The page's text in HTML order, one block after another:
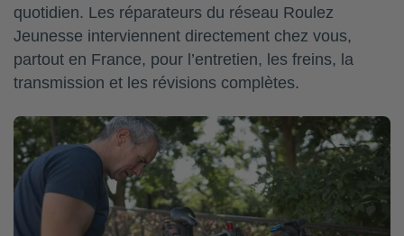
quotidien. Les réparateurs du réseau Roulez
Jeunesse interviennent directement chez vous,
partout en France, pour l’entretien, les freins, la
transmission et les révisions complètes.